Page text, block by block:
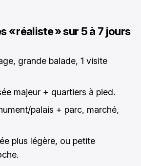
« réaliste » sur 5 à 7 jours
grande balade, 1 visite
majeur + quartiers à pied.
palais + parc, marché,
plus légère, ou petite